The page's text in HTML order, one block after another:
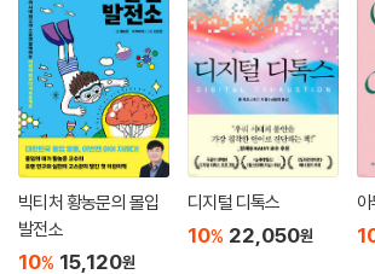
빅티처 황농문의 몰입
발전소
10% 15,120원
디지털 디톡스
10% 22,050원